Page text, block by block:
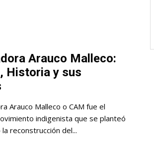
Arauco Malleco:
Historia y sus
Arauco Malleco o CAM fue el
indigenista que se planteó
reconstrucción del...